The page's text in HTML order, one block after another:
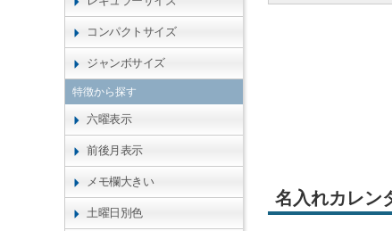
名入れカレン
コンパクトサイズ
ジャンボサイズ
特徴から探す
六曜表示
前後月表示
メモ欄大きい
土曜日別色